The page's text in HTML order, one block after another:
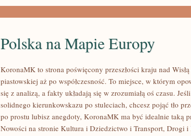
Polska na Mapie Europy
KoronaMK to strona poświęcony przeszłości kraju nad
piastowskiej aż po współczesność. To miejsce, w którym
się z analizą, a fakty układają się w zrozumiałą oś czasu.
solidnego kierunkowskazu po stuleciach, chcesz pojąć tło
po prostu lubisz anegdoty, KoronaMK ma być idealnie taką
Nowości na stronie Kultura i Dziedzictwo i Transport, Drogi